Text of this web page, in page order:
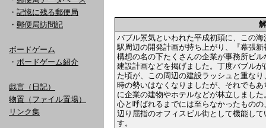
・ 記憶に残る郵便局
・ 郵便局訪問記
ボードゲーム
・ ボードゲーム紹介
戯言（日記）
物置（ファイル置場）
リンク集
バブル景気といわれた平成初頭に、この海
駅周辺の開発計画が持ち上がり、『幕張新
構想の名の下たくさんの企業が事務所ビル
建設計画などを掲げました。丁度バブルが
た頃が、この周辺の建設ラッシュと重なり
時の勢いはなくなりましたが、それでもあ
に企業の建物やホテルなどが林立しました
心と呼ばれるまでには至らなかったものの
辺り屈指のオフィスビル街として機能して
す。